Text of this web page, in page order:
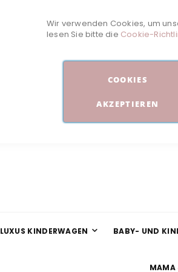
Wir verwenden Cookies, um
lesen Sie bitte die Cookie-
COOKIES
AKZEPTIEREN
LUXUS KINDERWAGEN BABY- UND
MAMA